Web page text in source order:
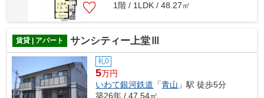
1階 / 1LDK / 48.27㎡
賃貸 | アパート サンシティー上堂Ⅲ
礼0
5万円
いわて銀河鉄道 「青山 」駅 徒歩5分
築26年 / 47.54㎡